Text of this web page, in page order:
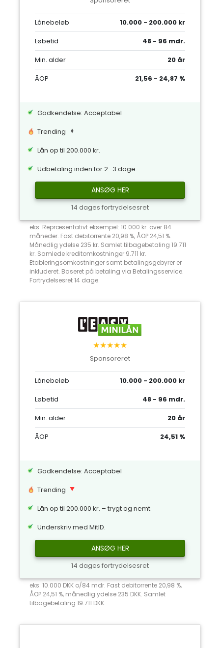
Lånebeløb
10.000 - 200.000 kr
Løbetid
48 - 96 mdr.
Min. alder
20 år
ÅOP
21,56 - 24,87 %
Godkendelse: Acceptabel
Trending
Lån op til 200.000 kr.
Udbetaling inden for 2–3 dage.
ANSØG HER
14 dages fortrydelsesret
eks: Repræsentativt eksempel: 10.000 kr. over 84
måneder. Fast debitorrente 20,98 %, ÅOP 24,51 %.
Månedlig ydelse 235 kr. Samlet tilbagebetaling 19.711
kr. Samlede kreditomkostninger 9.711 kr.
Etableringsomkostninger samt betalingsgebyrer er
inkluderet. Baseret på betaling via Betalingsservice.
Fortrydelsesret 14 dage.
★★★★★
Sponsoreret
Lånebeløb
10.000 - 200.000 kr
Løbetid
48 - 96 mdr.
Min. alder
20 år
ÅOP
24,51 %
Godkendelse: Acceptabel
Trending
Lån op til 200.000 kr. – trygt og nemt.
Underskriv med MitID.
ANSØG HER
14 dages fortrydelsesret
eks: 10.000 DKK o/84 mdr. Fast debitorrente 20,98 %,
ÅOP 24,51 %, månedlig ydelse 235 DKK. Samlet
tilbagebetaling 19.711 DKK.